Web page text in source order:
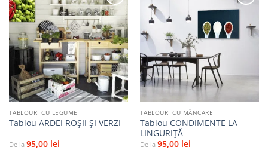
Adaugă
la
favorite
TABLOURI CU LEGUME
Tablou ARDEI ROȘII ȘI VERZI
De la 95,00 lei
Adaugă
la
TABLOURI CU MÂNCARE
Tablou CONDIMENTE LA
LINGURIȚĂ
De la 95,00 lei